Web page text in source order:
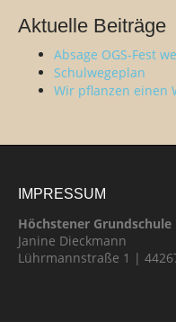
Aktuelle Beiträge
Absage OGS-Fest
Schulwegeplan
Wir pflanzen einen
IMPRESSUM
Höchstener Grundschule
Janine Dieckmann
Lührmannstraße 1 |